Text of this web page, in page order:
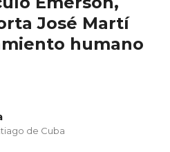
José Martí
humano
de Cuba